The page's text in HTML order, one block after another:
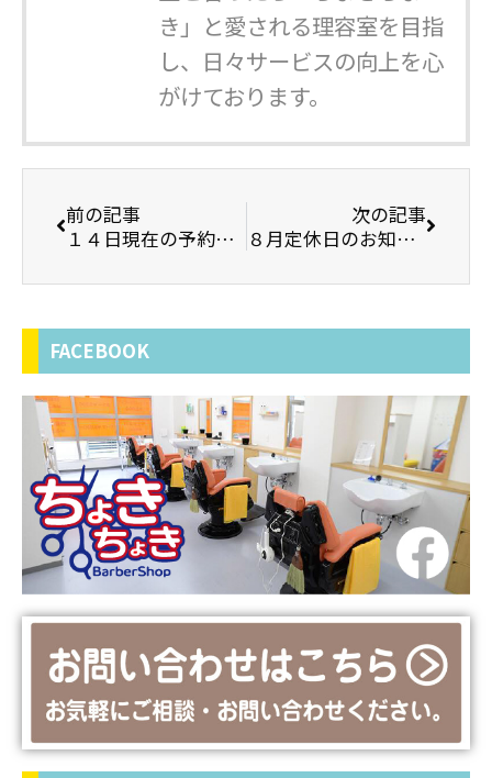
き」と愛される理容室を目指
し、日々サービスの向上を心
がけております。
前の記事
１４日現在の予約状況
次の記事
８月定休日のお知らせです
FACEBOOK